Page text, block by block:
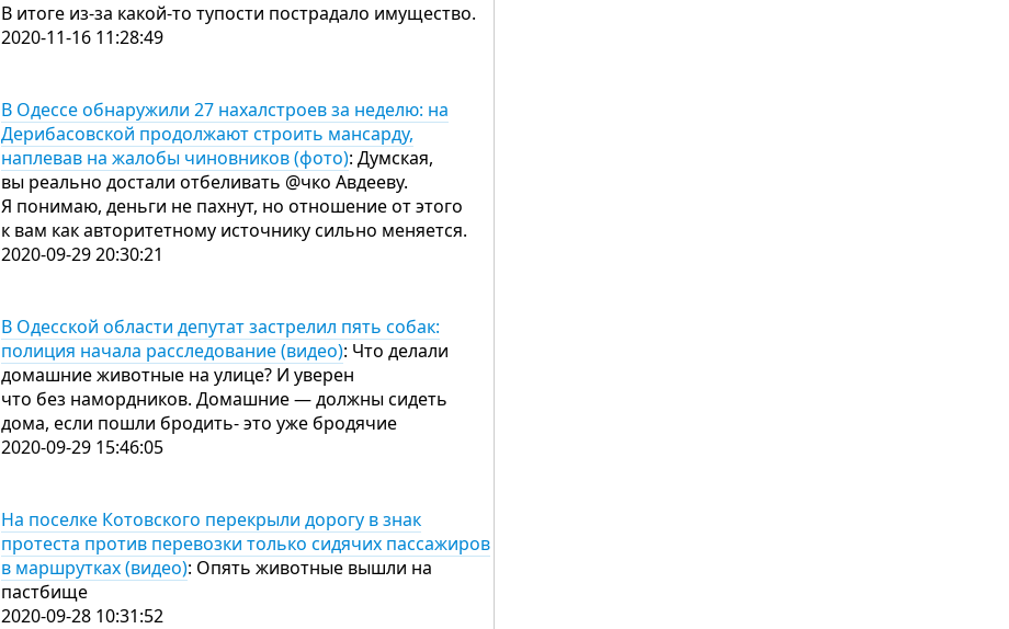
В итоге из-за какой-то тупости пострадало имущество.
2020-11-16 11:28:49
В Одессе обнаружили 27 нахалстроев за неделю: на
Дерибасовской продолжают строить мансарду,
наплевав на жалобы чиновников (фото): Думская,
вы реально достали отбеливать @чко Авдееву.
Я понимаю, деньги не пахнут, но отношение от этого
к вам как авторитетному источнику сильно меняется.
2020-09-29 20:30:21
В Одесской области депутат застрелил пять собак:
полиция начала расследование (видео): Что делали
домашние животные на улице? И уверен
что без намордников. Домашние — должны сидеть
дома, если пошли бродить- это уже бродячие
2020-09-29 15:46:05
На поселке Котовского перекрыли дорогу в знак
протеста против перевозки только сидячих пассажиров
в маршрутках (видео): Опять животные вышли на
пастбище
2020-09-28 10:31:52